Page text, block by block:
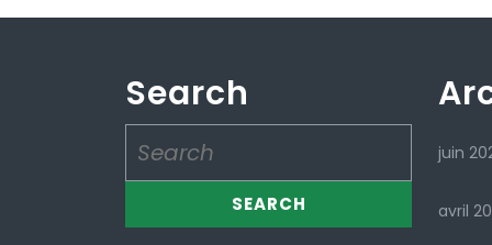
Search
for:
juin
avril